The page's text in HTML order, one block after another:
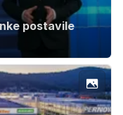
postavile